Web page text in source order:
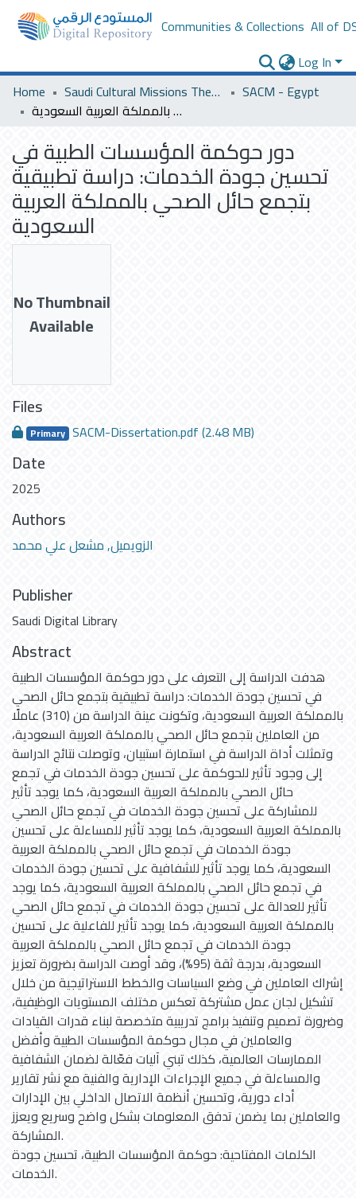
Communities & Collections All of
Log In
Home
Saudi Cultural Missions Theses & Dissertations
SACM - Egypt
دور حوكمة المؤسسات الطبية في تحسين جودة الخدمات: دراسة تطبيقية بتجمع حائل الصحي بالمملكة العربية السعودية
دور حوكمة المؤسسات الطبية في
تحسين جودة الخدمات: دراسة تطبيقية
بتجمع حائل الصحي بالمملكة العربية
السعودية
No Thumbnail
Available
Files
Primary SACM-Dissertation.pdf(2.48 MB)
Date
2025
Authors
الزويميل, مشعل علي محمد
Publisher
Saudi Digital Library
Abstract
هدفت الدراسة إلى التعرف على دور حوكمة المؤسسات الطبية
في تحسين جودة الخدمات: دراسة تطبيقية بتجمع حائل الصحي
بالمملكة العربية السعودية، وتكونت عينة الدراسة من (310) عاملًا
من العاملين بتجمع حائل الصحي بالمملكة العربية السعودية،
وتمثلت أداة الدراسة في استمارة استبيان، وتوصلت نتائج الدراسة
إلى وجود تأثير للحوكمة على تحسين جودة الخدمات في تجمع
حائل الصحي بالمملكة العربية السعودية، كما يوجد تأثير
للمشاركة على تحسين جودة الخدمات في تجمع حائل الصحي
بالمملكة العربية السعودية، كما يوجد تأثير للمساءلة على تحسين
جودة الخدمات في تجمع حائل الصحي بالمملكة العربية
السعودية، كما يوجد تأثير للشفافية على تحسين جودة الخدمات
في تجمع حائل الصحي بالمملكة العربية السعودية، كما يوجد
تأثير للعدالة على تحسين جودة الخدمات في تجمع حائل الصحي
بالمملكة العربية السعودية، كما يوجد تأثير للفاعلية على تحسين
جودة الخدمات في تجمع حائل الصحي بالمملكة العربية
السعودية، بدرجة ثقة (95%)، وقد أوصت الدراسة بضرورة تعزيز
إشراك العاملين في وضع السياسات والخطط الاستراتيجية من خلال
تشكيل لجان عمل مشتركة تعكس مختلف المستويات الوظيفية،
وضرورة تصميم وتنفيذ برامج تدريبية متخصصة لبناء قدرات القيادات
والعاملين في مجال حوكمة المؤسسات الطبية وأفضل
الممارسات العالمية، كذلك تبني آليات فعّالة لضمان الشفافية
والمساءلة في جميع الإجراءات الإدارية والفنية مع نشر تقارير
أداء دورية، وتحسين أنظمة الاتصال الداخلي بين الإدارات
والعاملين بما يضمن تدفق المعلومات بشكل واضح وسريع ويعزز
المشاركة.
الكلمات المفتاحية: حوكمة المؤسسات الطبية، تحسين جودة
الخدمات.